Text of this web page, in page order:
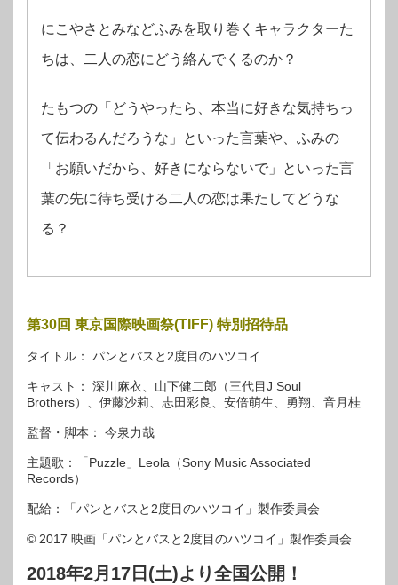
にこやさとみなどふみを取り巻くキャラクターた
ちは、二人の恋にどう絡んでくるのか？
たもつの「どうやったら、本当に好きな気持ちっ
て伝わるんだろうな」といった言葉や、ふみの
「お願いだから、好きにならないで」といった言
葉の先に待ち受ける二人の恋は果たしてどうな
る？
第30回 東京国際映画祭(TIFF) 特別招待品
タイトル： パンとバスと2度目のハツコイ
キャスト： 深川麻衣、山下健二郎（三代目J Soul
Brothers）、伊藤沙莉、志田彩良、安倍萌生、勇翔、音月桂
監督・脚本： 今泉力哉
主題歌：「Puzzle」Leola（Sony Music Associated
Records）
配給：「パンとバスと2度目のハツコイ」製作委員会
© 2017 映画「パンとバスと2度目のハツコイ」製作委員会
2018年2月17日(土)より全国公開！